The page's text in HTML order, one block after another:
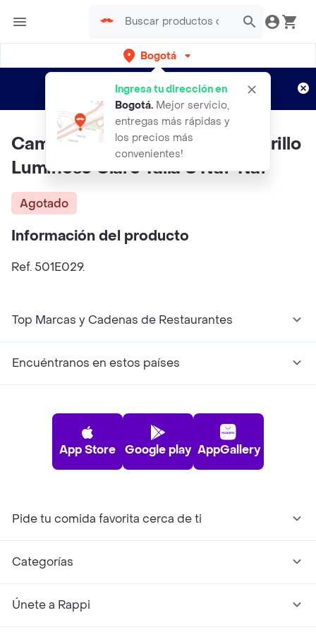
Bogotá
Ingresa tu dirección en
Bogotá. Mejor servicio,
entregas más rápidas y
los precios más
convenientes!
envíos gratis por semanas
Aplican TyC
Camiseta Arandano Mujer Amarillo
Luminoso Claro Talla S Naf-Naf
Agotado
Información del producto
Ref. 501E029.
Top Marcas y Cadenas de Restaurantes
Encuéntranos en estos países
App Store Google play AppGallery
Pide tu comida favorita cerca de ti
Categorías
Únete a Rappi